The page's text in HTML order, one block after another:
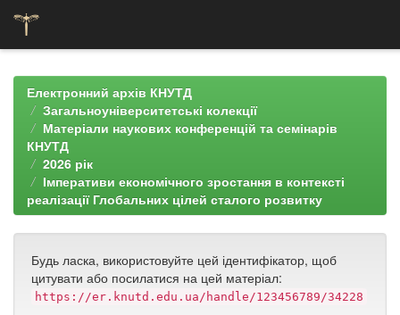
navigationЕлектронний архів КНУТД
Загальноуніверситетські колекції
Матеріали наукових конференцій та семінарів
КНУТД
2026 рік
Імперативи економічного зростання в контексті
реалізації Глобальних цілей сталого розвитку
Будь ласка, використовуйте цей ідентифікатор, щоб
цитувати або посилатися на цей матеріал:
https://er.knutd.edu.ua/handle/123456789/34228